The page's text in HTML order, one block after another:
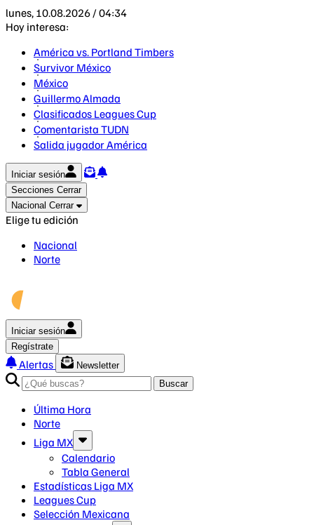
lunes, 10.08.2026 / 04:34
Hoy interesa:
América vs. Portland Timbers
Survivor México
México
Guillermo Almada
Clasificados Leagues Cup
Comentarista TUDN
Salida jugador América
Iniciar sesión
Secciones Cerrar
Nacional Cerrar
Elige tu edición
Nacional
Norte
Iniciar sesión
Regístrate
Alertas
Newsletter
Buscar
Última Hora
Norte
Liga MX
Calendario
Tabla General
Estadísticas Liga MX
Leagues Cup
Selección Mexicana